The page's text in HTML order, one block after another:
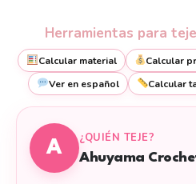
Herramientas para
Calcular material Calcular
Ver en español
Calcular
A
¿QUIÉN TEJE?
Ahuyama